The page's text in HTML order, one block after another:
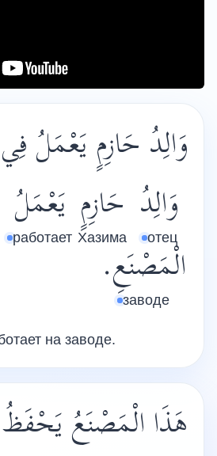
وَالِدُ حَازِمٍ يَعْمَلُ
وَالِدُ
отец
حَازِمٍ
Хазима
يَعْمَلُ
работает
الْمَصْنَعِ.
заводе
на заводе.
هَذَا الْمَصْنَعُ يَحْفَظُ